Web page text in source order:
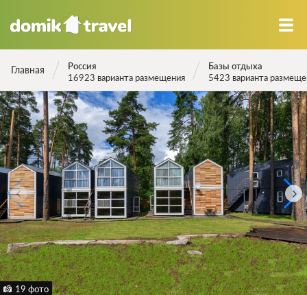
Главная
Россия
16923 варианта размещения
Базы отдыха
5423 варианта
19 фото